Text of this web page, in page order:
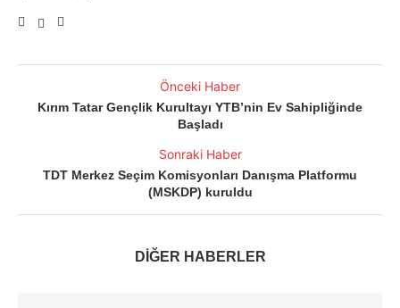
Önceki Haber
Kırım Tatar Gençlik Kurultayı YTB’nin Ev Sahipliğinde
Başladı
Sonraki Haber
TDT Merkez Seçim Komisyonları Danışma Platformu
(MSKDP) kuruldu
DİĞER HABERLER